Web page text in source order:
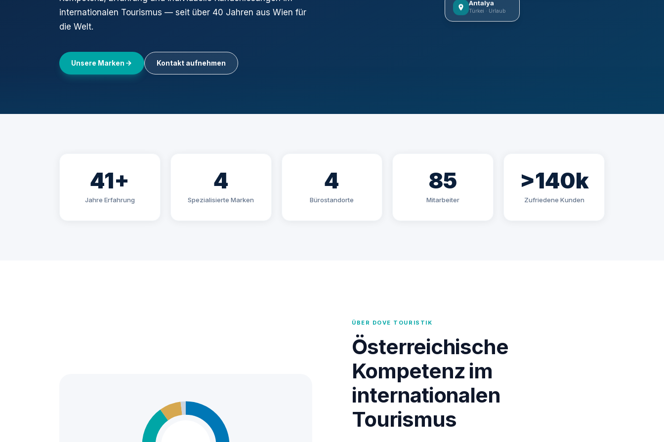
internationalen Tourismus — seit über 40 Jahren aus Wien für
die Welt.
Unsere Marken Kontakt aufnehmen
Antalya
Türkei · Urlaub
41+
Jahre Erfahrung
4
Spezialisierte Marken
4
Bürostandorte
85
Mitarbeiter
>140k
Zufriedene Kunden
ÜBER DOVE TOURISTIK
Österreichische
Kompetenz im
internationalen
Tourismus